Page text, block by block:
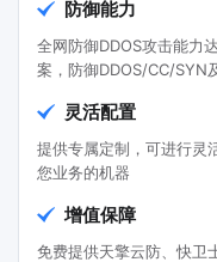
防御能力
全网防御DDOS攻击能力
案，防御DDOS/CC/SYN
灵活配置
提供专属定制，可进行灵
您业务的机器
增值保障
免费提供天擎云防、快卫